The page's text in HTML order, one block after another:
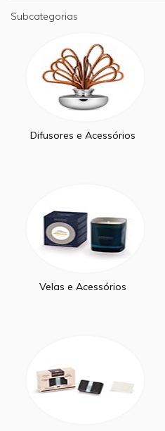
Subcategorias
Difusores e Acessórios
Velas e Acessórios